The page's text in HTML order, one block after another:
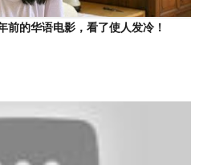
前的华语电影，看了使人发冷！